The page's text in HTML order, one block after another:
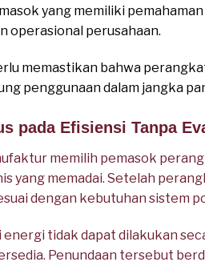
yang memiliki
operasional perusahaan.
memastikan bahwa
penggunaan dalam jangka
pada Efisiensi Tanpa
memilih pemasok
yang memadai. Setelah
dengan kebutuhan sistem
energi tidak dapat dilakukan
Penundaan tersebut